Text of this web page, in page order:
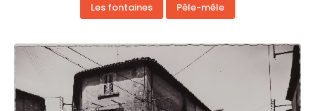
Les fontaines
Pêle-mêle